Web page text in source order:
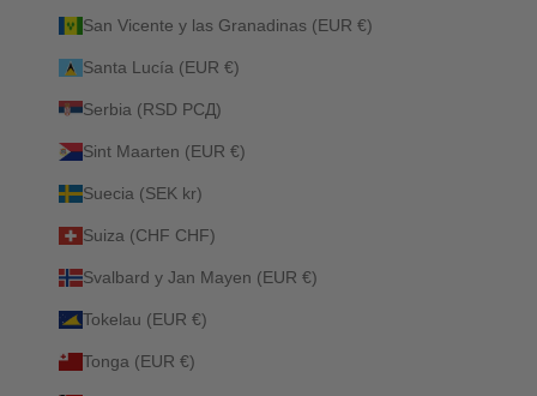
San Vicente y las Granadinas (EUR €)
Santa Lucía (EUR €)
Serbia (RSD РСД)
Sint Maarten (EUR €)
Suecia (SEK kr)
Suiza (CHF CHF)
Svalbard y Jan Mayen (EUR €)
Tokelau (EUR €)
Tonga (EUR €)